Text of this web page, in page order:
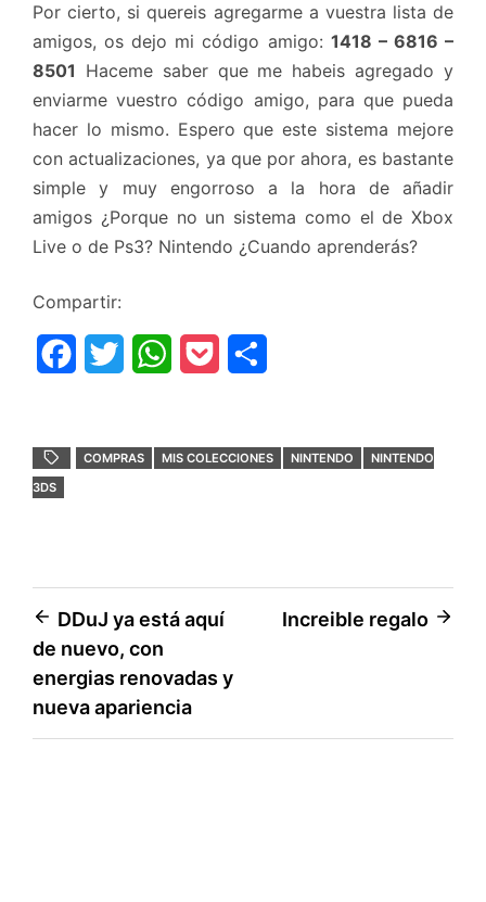
Por cierto, si quereis agregarme a vuestra lista de
amigos, os dejo mi código amigo: 1418 – 6816 –
8501 Haceme saber que me habeis agregado y
enviarme vuestro código amigo, para que pueda
hacer lo mismo. Espero que este sistema mejore
con actualizaciones, ya que por ahora, es bastante
simple y muy engorroso a la hora de añadir
amigos ¿Porque no un sistema como el de Xbox
Live o de Ps3? Nintendo ¿Cuando aprenderás?
Compartir:
e
o
k
t
r
W
t
p
p
k
p
t
COMPRAS MIS COLECCIONES NINTENDO
NINTENDO
3DS
Navegación
de
entradas
DDuJ ya está aquí
de nuevo, con
energias renovadas y
nueva apariencia
Increible regalo